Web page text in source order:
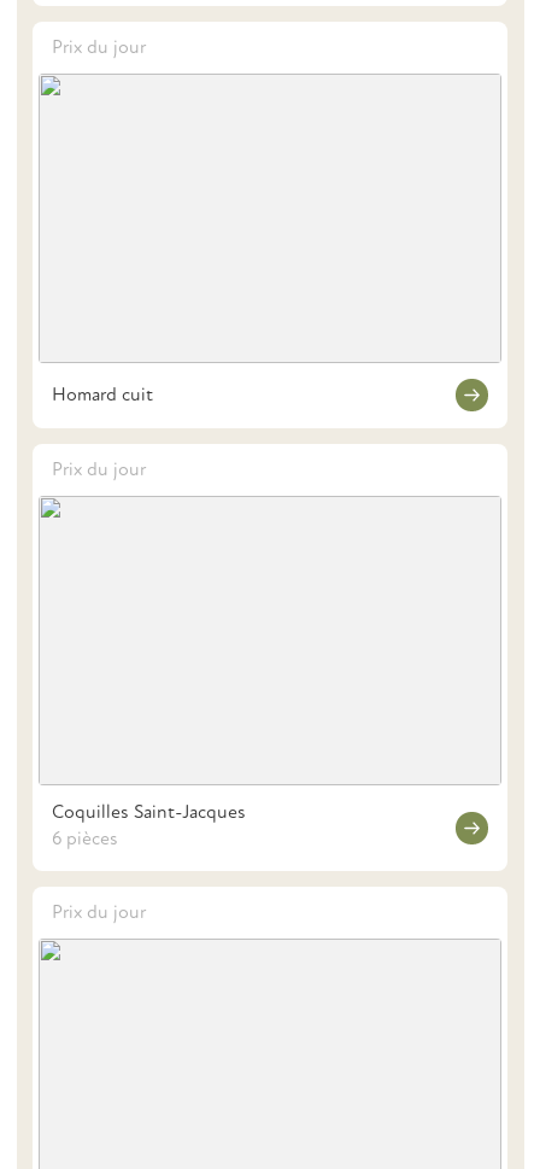
Prix du jour
Homard cuit
Prix du jour
Coquilles Saint-Jacques
6 pièces
Prix du jour